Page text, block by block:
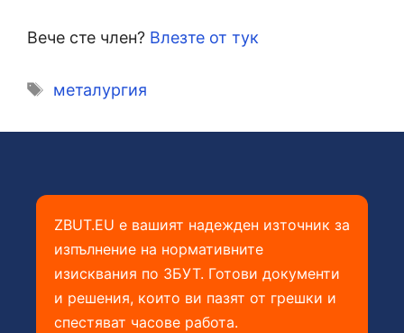
Вече сте член? Влезте от тук
Етикети
металургия
ZBUT.EU е вашият надежден източник за
изпълнение на нормативните
изисквания по ЗБУТ. Готови документи
и решения, които ви пазят от грешки и
спестяват часове работа.